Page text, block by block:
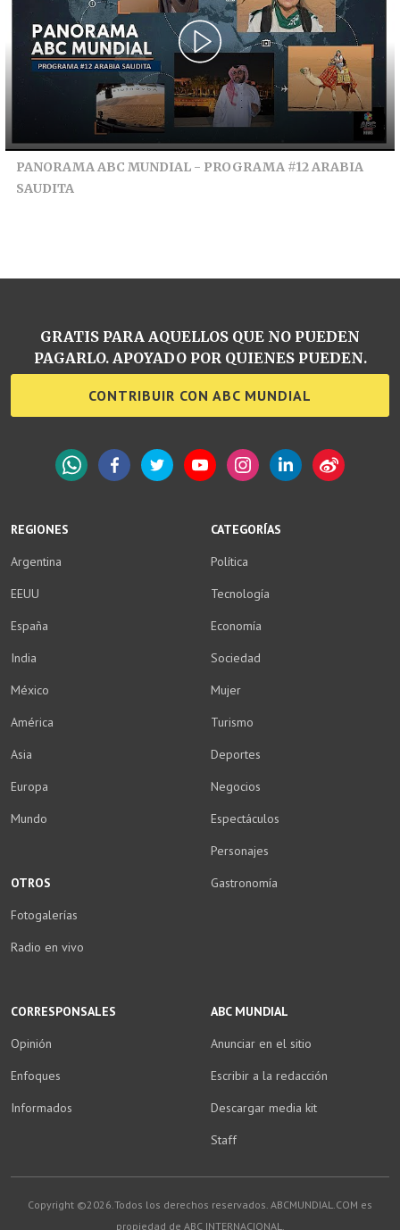
PANORAMA ABC MUNDIAL - PROGRAMA #12 ARABIA
SAUDITA
REGIONES
Argentina
EEUU
España
India
México
América
Asia
Europa
Mundo
CATEGORÍAS
Política
Tecnología
Economía
Sociedad
Mujer
Turismo
Deportes
Negocios
Espectáculos
Personajes
Gastronomía
CORRESPONSALES
Opinión
Enfoques
Informados
OTROS
Fotogalerías
Radio en vivo
ABC MUNDIAL
Anunciar en el sitio
Escribir a la redacción
Descargar media kit
Staff
GRATIS PARA AQUELLOS QUE NO PUEDEN
PAGARLO. APOYADO POR QUIENES PUEDEN.
CONTRIBUIR CON ABC MUNDIAL
Copyright ©2026.Todos los derechos reservados. ABCMUNDIAL.COM es
propiedad de ABC INTERNACIONAL.